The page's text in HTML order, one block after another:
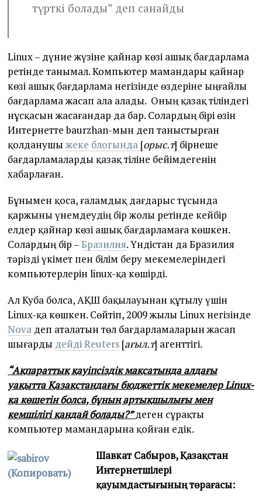
түрткі болады” деп санайды
Linux – дүние жүзіне қайнар көзі ашық бағдарлама
ретінде танымал. Компьютер мамандары қайнар
көзі ашық бағдарлама негізінде өздеріне ыңғайлы
бағдарлама жасап ала алады. Оның қазақ тіліндегі
нұсқасын жасағандар да бар. Солардың бірі өзін
Интернетте baurzhan-мын деп таныстырған
қолданушыжеке блогында [орыс.т] бірнеше
бағдарламаларды қазақ тіліне бейімдегенін
хабарлаған.
Бұнымен қоса, ғаламдық дағдарыс тұсында
қаржыны үнемдеудің бір жолы ретінде кейбір
елдер қайнар көзі ашық бағдарламаға көшкен.
Солардың бір –Бразилия. Үндістан да Бразилия
тәрізді үкімет пен білім беру мекемелеріндегі
компьютерлерін linux-қа көшірді.
Ал Куба болса, АҚШ бақылауынан құтылу үшін
Linux-қа көшкен. Сөйтіп, 2009 жылы Linux негізінде
Nova деп аталатын төл бағдарламаларын жасап
шығарды дейді Reuters [ағыл.т] агенттігі.
“Ақпараттық қауіпсіздік мақсатында алдағы
уақытта Қазақстандағы бюджеттік мекемелер Linux-
қа көшетін болса, бұның артықшылығы мен
кемшілігі қандай болады?”деген сұрақты
компьютер мамандарына қойған едік.
Шавкат Сабыров, Қазақстан
Интернетшілері
қауымдастығының төрағасы: